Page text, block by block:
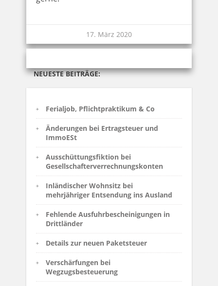
NEUESTE BEITRÄGE:
Ferialjob, Pflichtpraktikum & Co
Änderungen bei Ertragsteuer und
ImmoESt
Ausschüttungsfiktion bei
Gesellschafterverrechnungskonten
Inländischer Wohnsitz bei
mehrjähriger Entsendung ins Ausland
Fehlende Ausfuhrbescheinigungen in
Drittländer
Details zur neuen Paketsteuer
Verschärfungen bei
Wegzugsbesteuerung
17. März 2020